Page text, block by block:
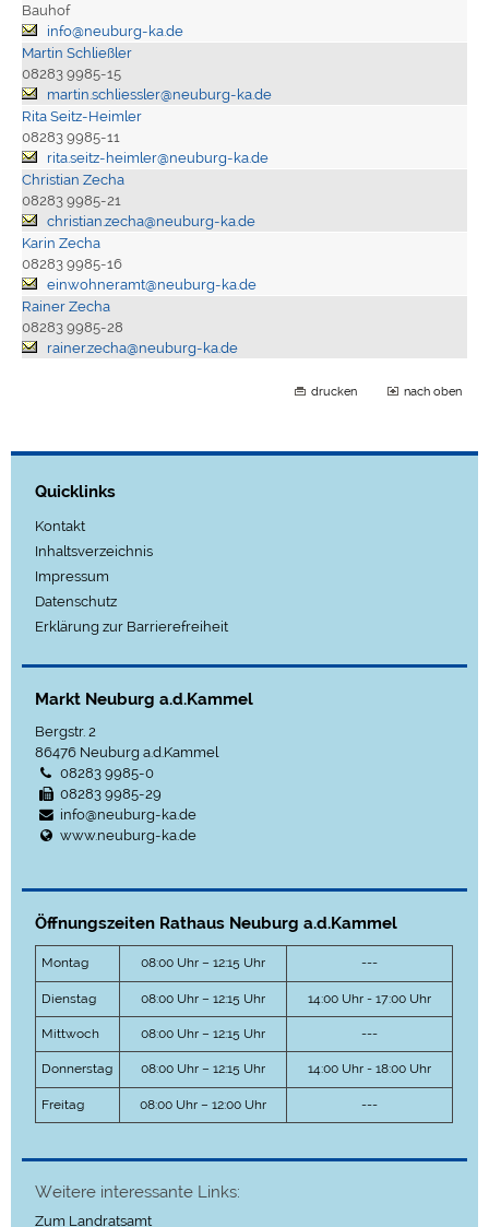
Bauhof
info@neuburg-ka.de
Martin Schließler
08283 9985-15
martin.schliessler@neuburg-ka.de
Rita Seitz-Heimler
08283 9985-11
rita.seitz-heimler@neuburg-ka.de
Christian Zecha
08283 9985-21
christian.zecha@neuburg-ka.de
Karin Zecha
08283 9985-16
einwohneramt@neuburg-ka.de
Rainer Zecha
08283 9985-28
rainer.zecha@neuburg-ka.de
drucken nach oben
Quicklinks
Kontakt
Inhaltsverzeichnis
Impressum
Datenschutz
Erklärung zur Barrierefreiheit
Markt Neuburg a.d.Kammel
Bergstr. 2
86476 Neuburg a.d.Kammel
08283 9985-0
08283 9985-29
info@neuburg-ka.de
www.neuburg-ka.de
Öffnungszeiten Rathaus Neuburg a.d.Kammel
Montag 08:00 Uhr – 12:15 Uhr ---
Dienstag 08:00 Uhr – 12:15 Uhr 14:00 Uhr - 17:00 Uhr
Mittwoch 08:00 Uhr – 12:15 Uhr ---
Donnerstag 08:00 Uhr – 12:15 Uhr 14:00 Uhr - 18:00 Uhr
Freitag 08:00 Uhr – 12:00 Uhr ---
Weitere interessante Links:
Zum Landratsamt